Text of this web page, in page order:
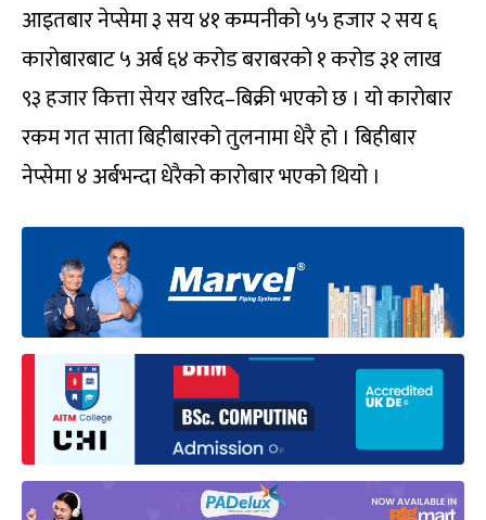
आइतबार नेप्सेमा ३ सय ४१ कम्पनीको ५५ हजार २ सय ६
कारोबारबाट ५ अर्ब ६४ करोड बराबरको १ करोड ३१ लाख
९३ हजार कित्ता सेयर खरिद–बिक्री भएको छ । यो कारोबार
रकम गत साता बिहीबारको तुलनामा धेरै हो । बिहीबार
नेप्सेमा ४ अर्बभन्दा धेरैको कारोबार भएको थियो ।